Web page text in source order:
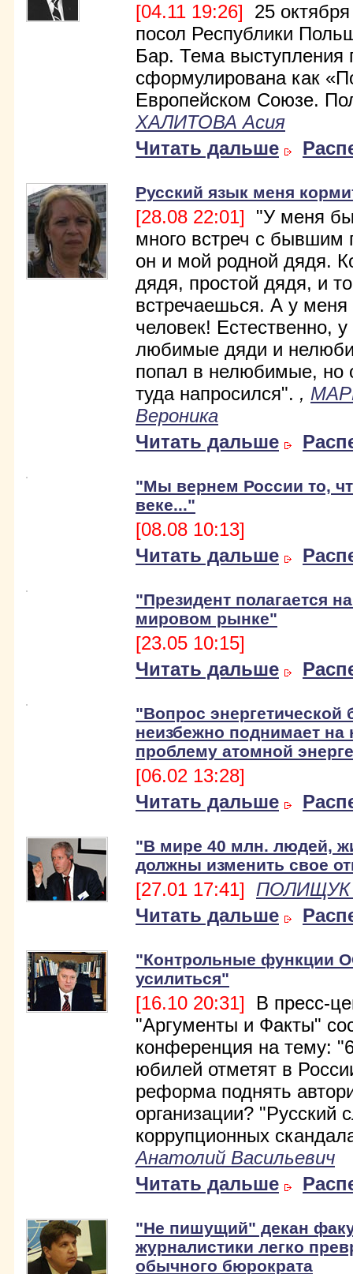
[04.11 19:26] 25
посол Республики
Бар. Тема выступления
сформулирована как
Европейском Союзе.
ХАЛИТОВА Асия
Читать дальше
Русский язык меня
[28.08 22:01] "У меня
много встреч с бывшим
он и мой родной дядя.
дядя, простой дядя, и
встречаешься. А у
человек! Естественно,
любимые дяди и
попал в нелюбимые, но
туда напросился". ,
Вероника
Читать дальше
"Мы вернем России то,
веке..."
[08.08 10:13]
Читать дальше
"Президент полагается
мировом рынке"
[23.05 10:15]
Читать дальше
"Вопрос энергетической
неизбежно поднимает
проблему атомной
[06.02 13:28]
Читать дальше
"В мире 40 млн. людей,
должны изменить свое
[27.01 17:41]
ПОЛИЩУК
Читать дальше
"Контрольные функции
усилиться"
[16.10 20:31] В пресс-
"Аргументы и Факты"
конференция на тему:
юбилей отметят в
реформа поднять
организации? "Русский
коррупционных
Анатолий Васильевич
Читать дальше
"Не пишущий" декан
журналистики легко
обычного бюрократа